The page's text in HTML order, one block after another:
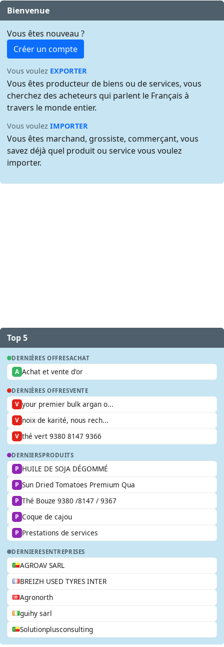
Bienvenue
Vous êtes nouveau ?
Créer un compte
Vous voulez EXPORTER
Vous êtes producteur de biens ou de services, vous
cherchez des acheteurs qui parlent le Français à
travers le monde entier.
Vous voulezIMPORTER
Vous êtes marchand, grossiste, commerçant, vous
savez déjà quel produit ou service vous voulez
importer.
Top 5
DERNIÈRES OFFRESACHAT
A Achat et vente d'or
DERNIÈRES OFFRESVENTE
V your premier bulk argan o...
V noix de karité, nous rech...
V thé vert 9380 8147 9366
DERNIERSPRODUITS
P HUILE DE SOJA DÉGOMMÉ
P Sun Dried Tomatoes Premium Qua
P Thé Bouze 9380 /8147 / 9367
P Coque de cajou
P Prestations de services
DERNIERESENTREPRISES
AGROAV SARL
BREIZH USED TYRES INTER
Agronorth
guihy sarl
Solutionplusconsulting